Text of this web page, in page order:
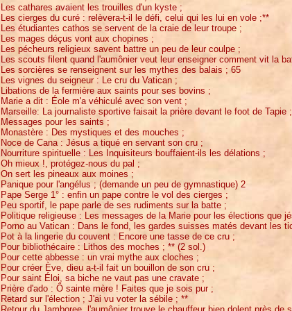
Les cathares avaient les trouilles d'un kyste ;
Les cierges du curé : relèvera-t-il le défi, celui qui les lui en vole ;**
Les étudiantes cathos se servent de la craie de leur troupe ;
Les mages déçus vont aux chopines ;
Les pécheurs religieux savent battre un peu de leur coulpe ;
Les scouts filent quand l'aumônier veut leur enseigner comment vit la
Les sorcières se renseignent sur les mythes des balais ; 65
Les vignes du seigneur : Le cru du Vatican ;
Libations de la fermière aux saints pour ses bovins ;
Marie a dit : Éole m'a véhiculé avec son vent ;
Marseille: La journaliste sportive faisait la prière devant le foot de Tapie
Messages pour les saints ;
Monastère : Des mystiques et des mouches ;
Noce de Cana : Jésus a tiqué en servant son cru ;
Nourriture spirituelle : Les Inquisiteurs bouffaient-ils les délations ;
Oh mieux !, protégez-nous du pal ;
On sert les pineaux aux moines ;
Panique pour l'angélus ; (demande un peu de gymnastique) 2
Pape Serge 1° : enfin un pape contre le vol des cierges ;
Peu sportif, le pape parle de ses rudiments sur la batte ;
Politique religieuse : Les messages de la Marie pour les élections que
Porno au Vatican : Dans le fond, les gardes suisses matés devant les
Pot à la lingerie du couvent : Encore une tasse de ce cru ;
Pour bibliothécaire : Lithos des moches ; ** (2 sol.)
Pour cette abbesse : un vrai mythe aux cloches ;
Pour créer Ève, dieu a-t-il fait un bouillon de son cru ;
Pour saint Éloi, sa biche ne vaut pas une cravate ;
Prière d'ado : Ô sainte mère ! Faites que je sois pur ;
Retard sur l'élection ; J'ai vu voter la sébile ; **